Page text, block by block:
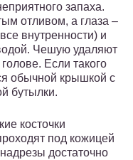
запаха.
отливом, а глаза –
внутренности) и
Чешую удаляют
Если такого
обычной крышкой с
бутылки.
косточки
под кожицей
достаточно